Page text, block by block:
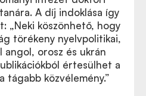
A díj indoklása így
„Neki köszönhető, hogy
törékeny nyelvpolitikai,
orosz és ukrán
értesülhet a
tágabb közvélemény.”